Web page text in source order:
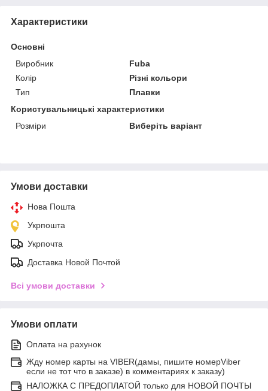
Характеристики
Основні
Виробник
Fuba
Колір
Різні кольори
Тип
Плавки
Користувальницькі характеристики
Розміри
Виберіть варіант
Умови доставки
Нова Пошта
Укрпошта
Укрпочта
Доставка Новой Почтой
Всі умови доставки
Умови оплати
Оплата на рахунок
Жду номер карты на VIBER(дамы, пишите номерViber
если не тот что в заказе) в комментариях к заказу)
НАЛОЖКА С ПРЕДОПЛАТОЙ только для НОВОЙ ПОЧТЫ